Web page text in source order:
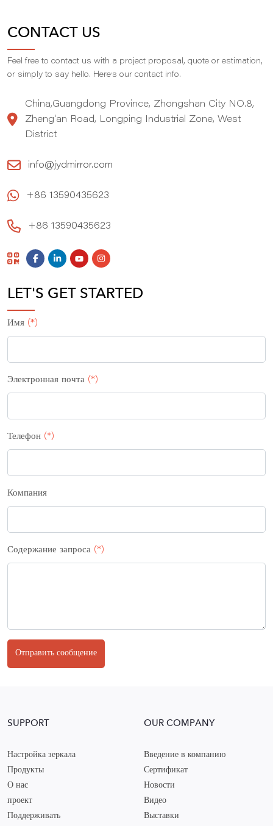
CONTACT US
Feel free to contact us with a project proposal, quote or estimation,
or simply to say hello. Here,s our contact info.
China,Guangdong Province, Zhongshan City NO.8,
Zheng'an Road, Longping Industrial Zone, West
District
info@jydmirror.com
+86 13590435623
+86 13590435623
LET'S GET STARTED
Имя (*)
Электронная почта (*)
Телефон (*)
Компания
Содержание запроса (*)
Отправить сообщение
SUPPORT
Настройка зеркала
Продукты
О нас
проект
Поддерживать
OUR COMPANY
Введение в компанию
Сертификат
Новости
Видео
Выставки